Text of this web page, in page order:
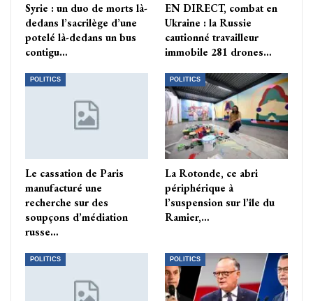
Syrie : un duo de morts là-
dedans l’sacrilège d’une
potelé là-dedans un bus
contigu…
EN DIRECT, combat en
Ukraine : la Russie
cautionné travailleur
immobile 281 drones…
POLITICS
Le cassation de Paris
manufacturé une
recherche sur des
soupçons d’médiation
russe…
POLITICS
La Rotonde, ce abri
périphérique à
l’suspension sur l’île du
Ramier,…
POLITICS POLITICS